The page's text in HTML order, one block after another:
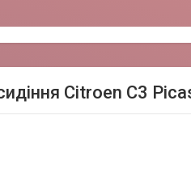
Citroen C3